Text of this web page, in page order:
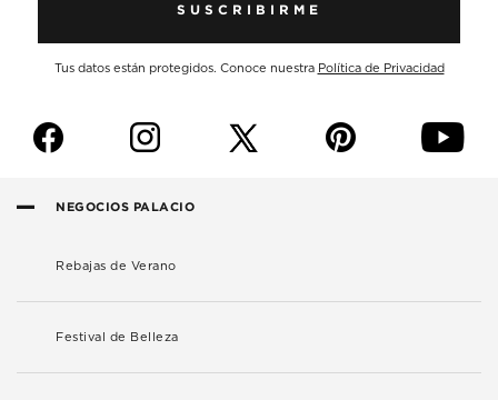
SUSCRIBIRME
Tus datos están protegidos. Conoce nuestra Política de Privacidad
f i p y
NEGOCIOS PALACIO
Rebajas de Verano
Festival de Belleza